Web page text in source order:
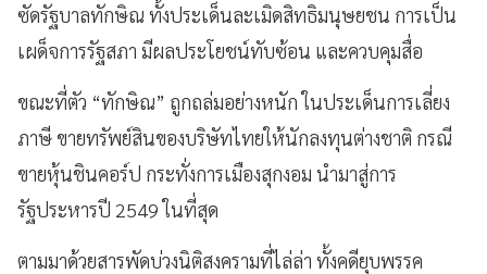
ซัดรัฐบาลทักษิณ ทั้งประเด็นละเมิดสิทธิมนุษยชน การเป็น
เผด็จการรัฐสภา มีผลประโยชน์ทับซ้อน และควบคุมสื่อ
ขณะที่ตัว “ทักษิณ” ถูกถล่มอย่างหนัก ในประเด็นการเลี่ยง
ภาษี ขายทรัพย์สินของบริษัทไทยให้นักลงทุนต่างชาติ กรณี
ขายหุ้นชินคอร์ป กระทั่งการเมืองสุกงอม นำมาสู่การ
รัฐประหารปี 2549 ในที่สุด
ตามมาด้วยสารพัดบ่วงนิติสงครามที่ไล่ล่า ทั้งคดียุบพรรค